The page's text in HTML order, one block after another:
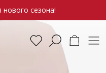
сезона!